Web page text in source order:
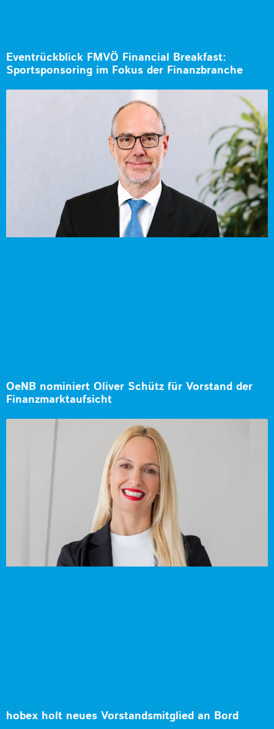
Eventrückblick FMVÖ Financial Breakfast:
Sportsponsoring im Fokus der Finanzbranche
OeNB nominiert Oliver Schütz für Vorstand der
Finanzmarktaufsicht
hobex holt neues Vorstandsmitglied an Bord